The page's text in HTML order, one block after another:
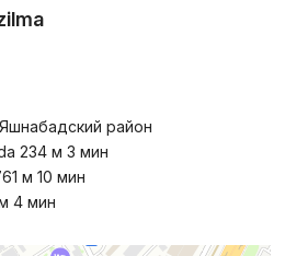
район
234 м 3 мин
м 10 мин
4 мин